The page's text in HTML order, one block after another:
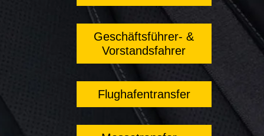
Geschäftsführer- &
Vorstandsfahrer
Flughafentransfer